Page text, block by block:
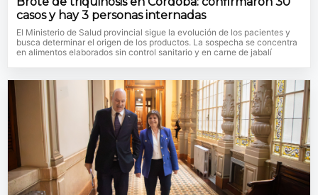
casos y hay 3 personas internadas
El Ministerio de Salud provincial sigue la evolución de los pacientes y
busca determinar el origen de los productos. La sospecha se concentra
en alimentos elaborados sin control sanitario y en carne de jabalí